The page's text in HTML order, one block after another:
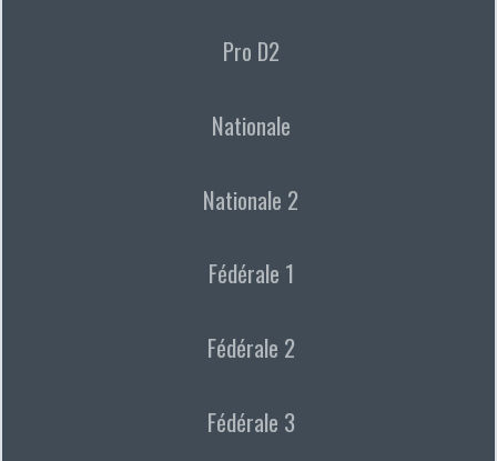
Pro D2
Nationale
Nationale 2
Fédérale 1
Fédérale 2
Fédérale 3